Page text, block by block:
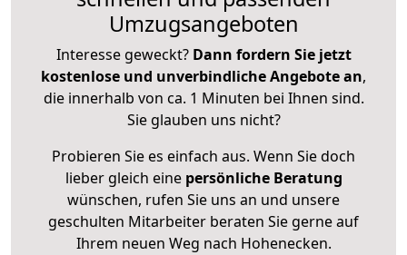
Umzugsangeboten
Interesse geweckt? Dann fordern Sie jetzt
kostenlose und unverbindliche Angebote an,
die innerhalb von ca. 1 Minuten bei Ihnen sind.
Sie glauben uns nicht?
Probieren Sie es einfach aus. Wenn Sie doch
lieber gleich eine persönliche Beratung
wünschen, rufen Sie uns an und unsere
geschulten Mitarbeiter beraten Sie gerne auf
Ihrem neuen Weg nach Hohenecken.